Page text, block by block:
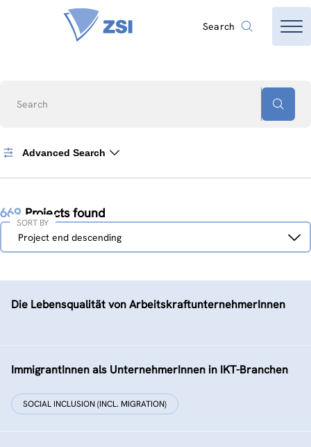
Search
Search
Advanced Search
669 Projects found
Sort
Project end descending
SORT BY
Die Lebensqualität von ArbeitskraftunternehmerInnen
ImmigrantInnen als UnternehmerInnen in IKT-Branchen
SOCIAL INCLUSION (INCL. MIGRATION)